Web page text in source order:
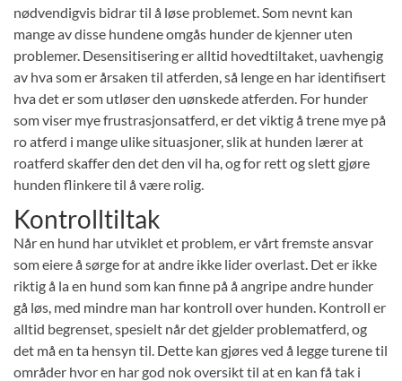
nødvendigvis bidrar til å løse problemet. Som nevnt kan
mange av disse hundene omgås hunder de kjenner uten
problemer. Desensitisering er alltid hovedtiltaket, uavhengig
av hva som er årsaken til atferden, så lenge en har identifisert
hva det er som utløser den uønskede atferden. For hunder
som viser mye frustrasjonsatferd, er det viktig å trene mye på
ro atferd i mange ulike situasjoner, slik at hunden lærer at
roatferd skaffer den det den vil ha, og for rett og slett gjøre
hunden flinkere til å være rolig.
Kontrolltiltak
Når en hund har utviklet et problem, er vårt fremste ansvar
som eiere å sørge for at andre ikke lider overlast. Det er ikke
riktig å la en hund som kan finne på å angripe andre hunder
gå løs, med mindre man har kontroll over hunden. Kontroll er
alltid begrenset, spesielt når det gjelder problematferd, og
det må en ta hensyn til. Dette kan gjøres ved å legge turene til
områder hvor en har god nok oversikt til at en kan få tak i